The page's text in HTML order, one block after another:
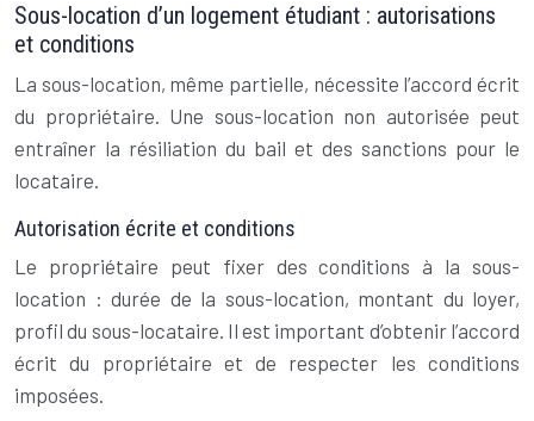
Sous-location d’un logement étudiant : autorisations
et conditions
La sous-location, même partielle, nécessite l’accord écrit
du propriétaire. Une sous-location non autorisée peut
entraîner la résiliation du bail et des sanctions pour le
locataire.
Autorisation écrite et conditions
Le propriétaire peut fixer des conditions à la sous-
location : durée de la sous-location, montant du loyer,
profil du sous-locataire. Il est important d’obtenir l’accord
écrit du propriétaire et de respecter les conditions
imposées.